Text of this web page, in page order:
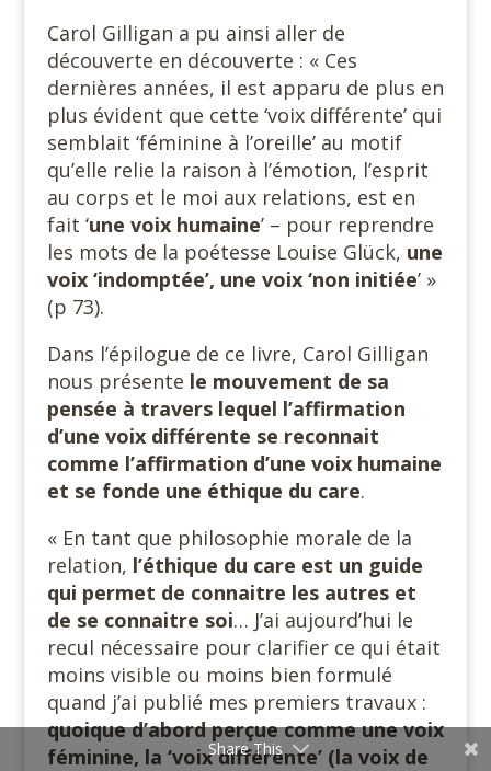
Carol Gilligan a pu ainsi aller de
découverte en découverte : « Ces
dernières années, il est apparu de plus en
plus évident que cette ‘voix différente’ qui
semblait ‘féminine à l’oreille’ au motif
qu’elle relie la raison à l’émotion, l’esprit
au corps et le moi aux relations, est en
fait ‘une voix humaine’ – pour reprendre
les mots de la poétesse Louise Glück, une
voix ‘indomptée’, une voix ‘non initiée’ »
(p 73).
Dans l’épilogue de ce livre, Carol Gilligan
nous présente le mouvement de sa
pensée à travers lequel l’affirmation
d’une voix différente se reconnait
comme l’affirmation d’une voix humaine
et se fonde une éthique du care.
« En tant que philosophie morale de la
relation, l’éthique du care est un guide
qui permet de connaitre les autres et
de se connaitre soi… J’ai aujourd’hui le
recul nécessaire pour clarifier ce qui était
moins visible ou moins bien formulé
quand j’ai publié mes premiers travaux :
quoique d’abord perçue comme une voix
féminine, la ‘voix différente’ (la voix de
Share This